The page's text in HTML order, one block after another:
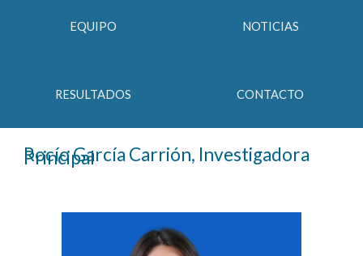
EQUIPO NOTICIAS
RESULTADOS CONTACTO
Rocío García Carrión, Investigadora
Principal